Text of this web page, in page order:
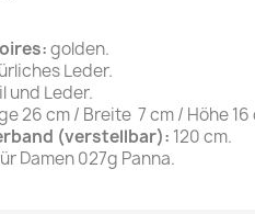
golden.
Leder.
und Leder.
26 cm / Breite 7 cm / Höhe 16
(verstellbar): 120 cm.
Damen 027g Panna.